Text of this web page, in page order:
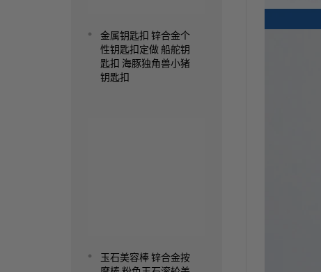
金属钥匙扣 锌合金个
性钥匙扣定做 船舵钥
匙扣 海豚独角兽小猪
钥匙扣
玉石美容棒 锌合金按